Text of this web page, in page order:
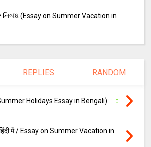
(Essay on Summer Vacation in
REPLIES RANDOM
(Summer Holidays Essay in Bengali) 0
हिंदी में / Essay on Summer Vacation in